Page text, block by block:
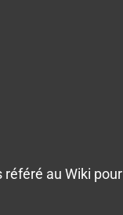
référé au Wiki pour